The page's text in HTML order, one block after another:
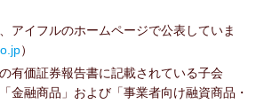
アイフルのホームページで公表していま
）
有価証券報告書に記載されている子会
金融商品」および「事業者向け融資商品・